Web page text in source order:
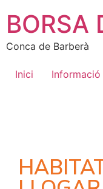
BORSA
Conca de Barberà
Inici Informació